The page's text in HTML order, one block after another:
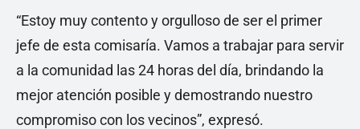
“Estoy muy contento y orgulloso de ser el primer
jefe de esta comisaría. Vamos a trabajar para servir
a la comunidad las 24 horas del día, brindando la
mejor atención posible y demostrando nuestro
compromiso con los vecinos”, expresó.